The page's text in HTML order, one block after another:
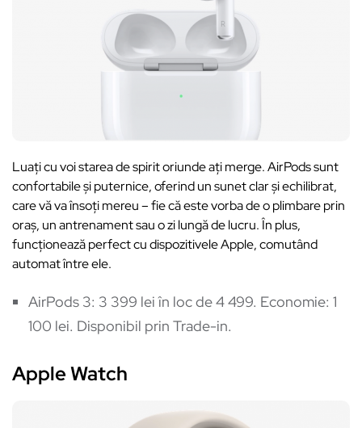
Luați cu voi starea de spirit oriunde ați merge. AirPods sunt
confortabile și puternice, oferind un sunet clar și echilibrat,
care vă va însoți mereu – fie că este vorba de o plimbare prin
oraș, un antrenament sau o zi lungă de lucru. În plus,
funcționează perfect cu dispozitivele Apple, comutând
automat între ele.
AirPods 3: 3 399 lei în loc de 4 499. Economie: 1
100 lei. Disponibil prin Trade-in.
Apple Watch